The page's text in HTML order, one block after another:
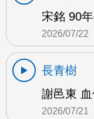
宋銘 90
2026/07/22
長青樹
謝邑東
2026/07/21